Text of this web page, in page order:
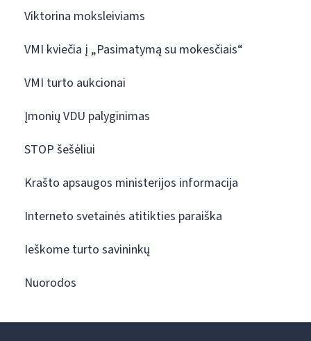
Viktorina moksleiviams
VMI kviečia į „Pasimatymą su mokesčiais“
VMI turto aukcionai
Įmonių VDU palyginimas
STOP šešėliui
Krašto apsaugos ministerijos informacija
Interneto svetainės atitikties paraiška
Ieškome turto savininkų
Nuorodos